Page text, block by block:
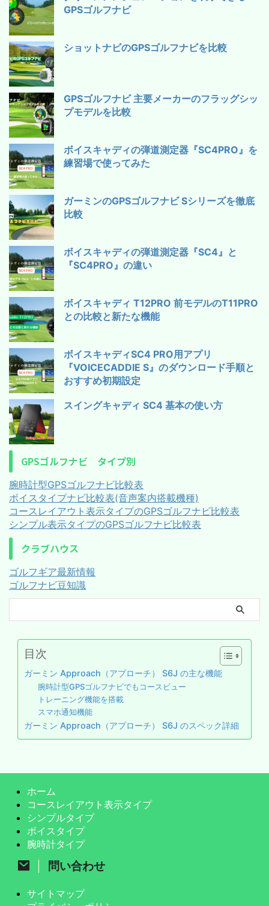
GPSゴルフナビ
ショットナビのGPSゴルフナビを比較
GPSゴルフナビ 主要メーカーのフラッグシッ
プモデルを比較
ボイスキャディの弾道測定器『SC4PRO』を
練習場で使ってみた
ガーミンのGPSゴルフナビ Sシリーズを徹底
比較
ボイスキャディの弾道測定器『SC4』と
『SC4PRO』の違い
ボイスキャディ T12PRO 前モデルのT11PRO
との比較と新たな機能
ボイスキャディSC4 PRO用アプリ
『VOICECADDIE S』のダウンロード手順と
おすすめ初期設定
スイングキャディ SC4 基本の使い方
GPSゴルフナビ タイプ別
腕時計型GPSゴルフナビ比較表
ボイスタイプナビ比較表(音声案内搭載機種)
コースレイアウト表示タイプのGPSゴルフナビ比較表
シンプル表示タイプのGPSゴルフナビ比較表
クラブハウス
ゴルフギア最新情報
ゴルフナビ豆知識
目次
ガーミン Approach（アプローチ） S6J の主な機能
腕時計型GPSゴルフナビでもコースビュー
トレーニング機能を搭載
スマホ通知機能
ガーミン Approach（アプローチ） S6J のスペック詳細
ホーム
コースレイアウト表示タイプ
シンプルタイプ
ボイスタイプ
腕時計タイプ
問い合わせ
サイトマップ